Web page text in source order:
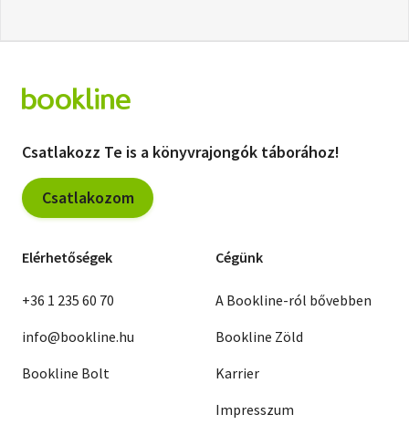
Csatlakozz Te is a könyvrajongók táborához!
Csatlakozom
Elérhetőségek
+36 1 235 60 70
info@bookline.hu
Bookline Bolt
Cégünk
A Bookline-ról bővebben
Bookline Zöld
Karrier
Impresszum